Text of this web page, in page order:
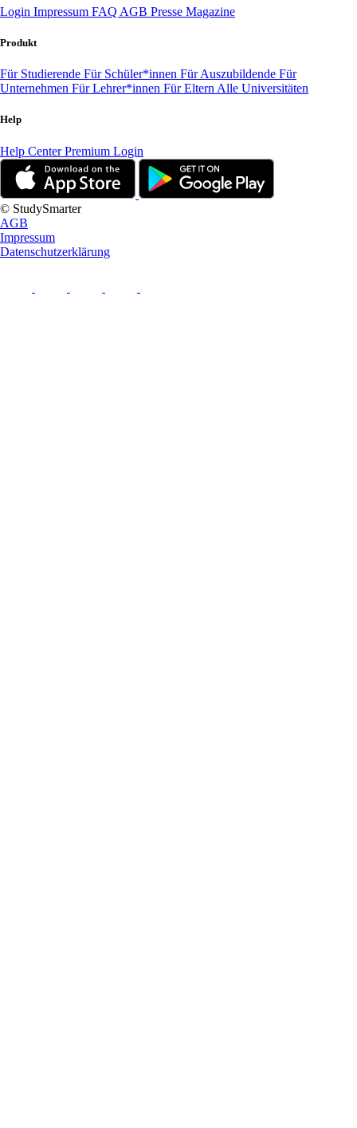
Login Impressum FAQ AGB Presse Magazine
Produkt
Für Studierende Für Schüler*innen Für Auszubildende Für
Unternehmen Für Lehrer*innen Für Eltern Alle Universitäten
Help
Help CenterPremium Login
© StudySmarter
AGB
Impressum
Datenschutzerklärung